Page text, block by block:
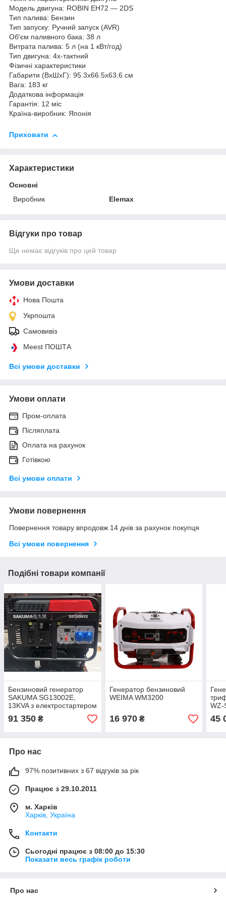
Модель двигуна: ROBIN EH72 — 2DS
Тип палива: Бензин
Тип запуску: Ручний запуск (AVR)
Об'єм паливного бака: 38 л
Витрата палива: 5 л (на 1 кВт/год)
Тип двигуна: 4х-тактний
Фізичні характеристики
Габарити (ВхШхГ): 95.3х66.5х63.6 см
Вага: 183 кг
Додаткова інформація
Гарантія: 12 міс
Країна-виробник: Японія
Приховати
Характеристики
Основні
Виробник
Elemax
Відгуки про товар
Ще немає відгуків про цей товар
Умови доставки
Нова Пошта
Укрпошта
Самовивіз
Meest ПОШТА
Всі умови доставки
Умови оплати
Пром-оплата
Післяплата
Оплата на рахунок
Готівкою
Всі умови оплати
Умови повернення
Повернення товару впродовж 14 днів за рахунок покупця
Всі умови повернення
Подібні товари компанії
Бензиновий генератор
SAKUMA SG13002E,
13KVA з електростартером
91 350 ₴
Генератор бензиновий
WEIMA WM3200
16 970₴
WZ-
45
Про нас
97% позитивних з 67 відгуків за рік
Працює з 29.10.2011
м. Харків
Харків, Україна
Контакти
Сьогодні працює з 08:00 до 15:30
Показати весь графік роботи
Про нас